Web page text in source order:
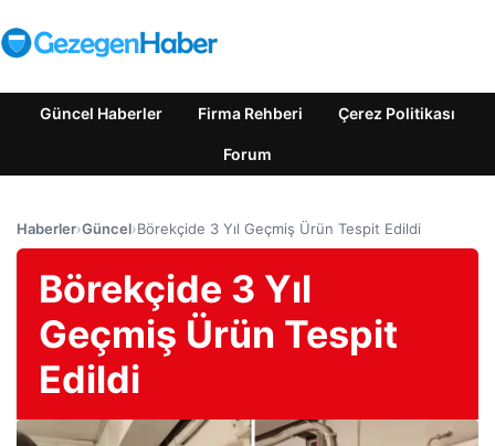
Güncel Haberler Firma Rehberi Çerez Politikası
Forum
Haberler›Güncel›Börekçide 3 Yıl Geçmiş Ürün Tespit Edildi
Börekçide 3 Yıl
Geçmiş Ürün Tespit
Edildi